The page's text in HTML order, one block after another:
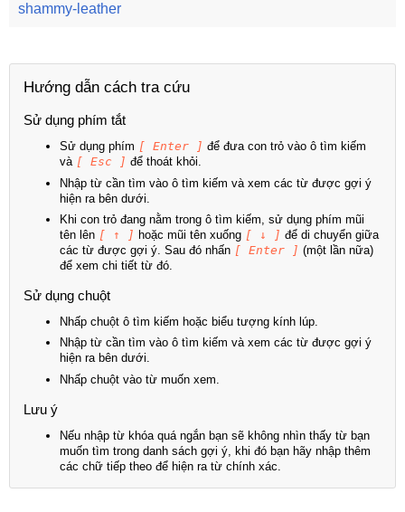
shammy-leather
Hướng dẫn cách tra cứu
Sử dụng phím tắt
Sử dụng phím [ Enter ] để đưa con trỏ vào ô tìm kiếm
và [ Esc ] để thoát khỏi.
Nhập từ cần tìm vào ô tìm kiếm và xem các từ được gợi ý
hiện ra bên dưới.
Khi con trỏ đang nằm trong ô tìm kiếm, sử dụng phím mũi
tên lên [ ↑ ] hoặc mũi tên xuống [ ↓ ] để di chuyển giữa
các từ được gợi ý. Sau đó nhấn [ Enter ] (một lần nữa)
để xem chi tiết từ đó.
Sử dụng chuột
Nhấp chuột ô tìm kiếm hoặc biểu tượng kính lúp.
Nhập từ cần tìm vào ô tìm kiếm và xem các từ được gợi ý
hiện ra bên dưới.
Nhấp chuột vào từ muốn xem.
Lưu ý
Nếu nhập từ khóa quá ngắn bạn sẽ không nhìn thấy từ bạn
muốn tìm trong danh sách gợi ý, khi đó bạn hãy nhập thêm
các chữ tiếp theo để hiện ra từ chính xác.